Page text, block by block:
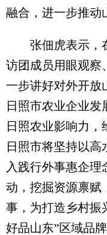
融合，进一步推动
张佃虎表示，在
访团成员用眼观察
一步讲好对外开放
日照市农业企业
日照农业影响力，
日照市将坚持以
入践行外事惠企理
动，挖掘资源禀赋
事，为打造乡村振
好品山东”区域品